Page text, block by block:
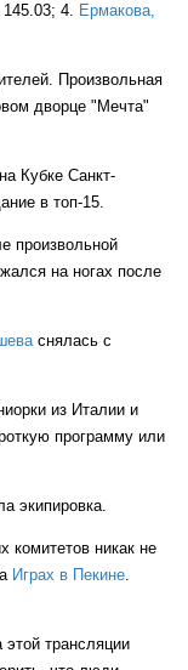
4. Ермакова,
Произвольная
дворце "Мечта"
Кубке Санкт-
в топ-15.
произвольной
на ногах после
снялась с
из Италии и
программу или
экипировка.
комитетов никак не
Играх в Пекине.
трансляции